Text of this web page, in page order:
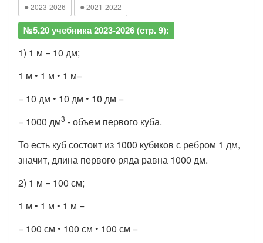
● 2023-2026 ● 2021-2022
№5.20 учебника 2023-2026 (стр. 9):
1) 1 м = 10 дм;
1 м • 1 м • 1 м=
= 10 дм • 10 дм • 10 дм =
= 1000 дм3 - объем первого куба.
То есть куб состоит из 1000 кубиков с ребром 1 дм,
значит, длина первого ряда равна 1000 дм.
2) 1 м = 100 см;
1 м • 1 м • 1 м =
= 100 см • 100 см • 100 см =